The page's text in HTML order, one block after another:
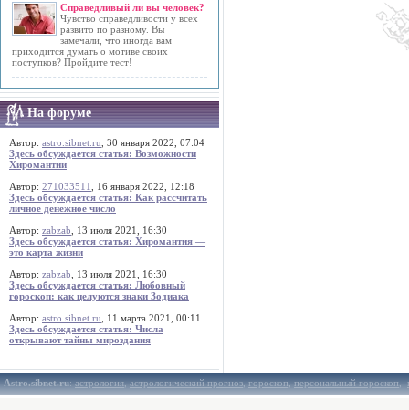
Справедливый ли вы человек?
Чувство справедливости у всех
развито по разному. Вы
замечали, что иногда вам
приходится думать о мотиве своих
поступков? Пройдите тест!
На форуме
Автор: astro.sibnet.ru , 30 января 2022, 07:04
Здесь обсуждается статья: Возможности
Хиромантии
Автор: 271033511
, 16 января 2022, 12:18
Здесь обсуждается статья: Как рассчитать
личное денежное число
Автор: zabzab , 13 июля 2021, 16:30
Здесь обсуждается статья: Хиромантия —
это карта жизни
Автор: zabzab , 13 июля 2021, 16:30
Здесь обсуждается статья: Любовный
гороскоп: как целуются знаки Зодиака
Автор: astro.sibnet.ru , 11 марта 2021, 00:11
Здесь обсуждается статья: Числа
открывают тайны мироздания
Astro.sibnet.ru:астрология,астрологический прогноз,гороскоп,персональный гороскоп,